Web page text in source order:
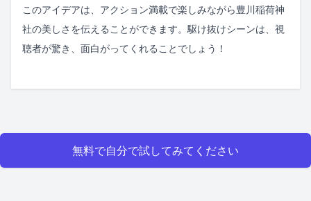
このアイデアは、アクション満載で楽しみながら豊川稲荷神
社の美しさを伝えることができます。駆け抜けシーンは、視
聴者が驚き、面白がってくれることでしょう！
無料で自分で試してみてください